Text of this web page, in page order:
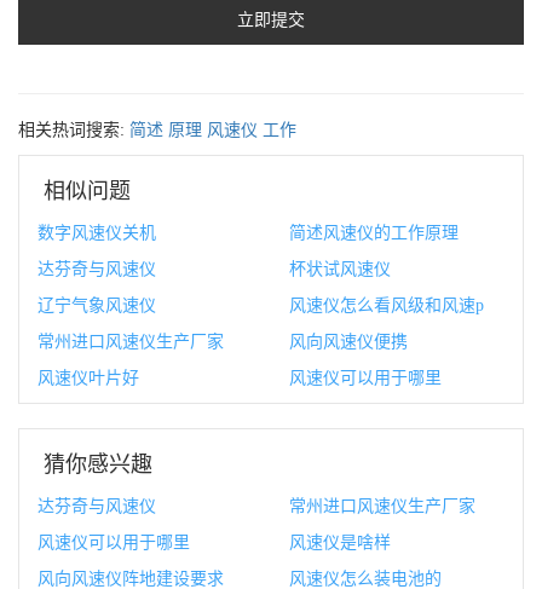
相关热词搜索: 简述 原理 风速仪 工作
相似问题
数字风速仪关机
简述风速仪的工作原理
达芬奇与风速仪
杯状试风速仪
辽宁气象风速仪
风速仪怎么看风级和风速p
常州进口风速仪生产厂家
风向风速仪便携
风速仪叶片好
风速仪可以用于哪里
猜你感兴趣
达芬奇与风速仪
常州进口风速仪生产厂家
风速仪可以用于哪里
风速仪是啥样
风向风速仪阵地建设要求
风速仪怎么装电池的